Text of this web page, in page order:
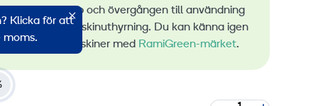
av utsläpp och övergången till användning
energi vid maskinuthyrning. Du kan känna igen
lågemissionsmaskiner med RamiGreen-märket.
Klicka för att
moms.